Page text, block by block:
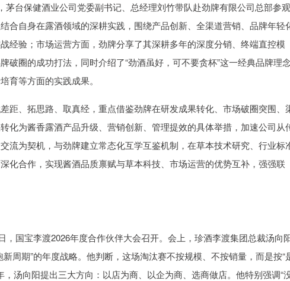
茅台保健酒业公司党委副书记、总经理刘竹带队赴劲牌有限公司总部参观
合自身在露酒领域的深耕实践，围绕产品创新、全渠道营销、品牌年轻
经验；市场运营方面，劲牌分享了其深耕多年的深度分销、终端直控模
破圈的成功打法，同时介绍了“劲酒虽好，可不要贪杯”这一经典品牌理念
育等方面的实践成果。
距、拓思路、取真经，重点借鉴劲牌在研发成果转化、市场破圈突围、
化为酱香露酒产品升级、营销创新、管理提效的具体举措，加速公司从
流为契机，与劲牌建立常态化互学互鉴机制，在草本技术研究、行业标
化合作，实现酱酒品质禀赋与草本科技、市场运营的优势互补，强强联
，国宝李渡2026年度合作伙伴大会召开。会上，珍酒李渡集团总裁汤向
周期”的年度战略。他判断，这场淘汰赛不按规模、不按销量，而是按“
汤向阳提出三大方向：以店为商、以企为商、选商做店。他特别强调“